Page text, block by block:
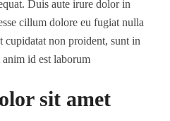
Duis aute irure dolor in
cillum dolore eu fugiat nulla
cupidatat non proident, sunt in
id est laborum
sit amet